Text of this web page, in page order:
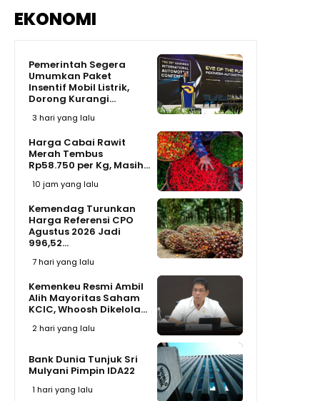
EKONOMI
Pemerintah Segera
Umumkan Paket
Insentif Mobil Listrik,
Dorong Kurangi...
3 hari yang lalu
Harga Cabai Rawit
Merah Tembus
Rp58.750 per Kg, Masih...
10 jam yang lalu
Kemendag Turunkan
Harga Referensi CPO
Agustus 2026 Jadi
996,52...
7 hari yang lalu
Kemenkeu Resmi Ambil
Alih Mayoritas Saham
KCIC, Whoosh Dikelola...
2 hari yang lalu
Bank Dunia Tunjuk Sri
Mulyani Pimpin IDA22
1 hari yang lalu